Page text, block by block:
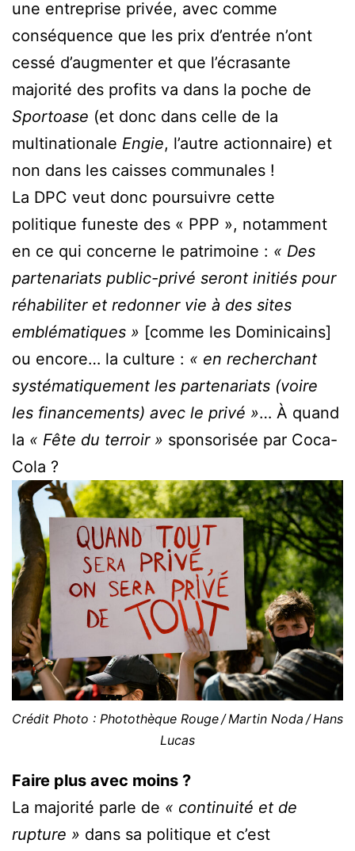
une entreprise privée, avec comme
conséquence que les prix d’entrée n’ont
cessé d’augmenter et que l’écrasante
majorité des profits va dans la poche de
Sportoase (et donc dans celle de la
multinationale Engie, l’autre actionnaire) et
non dans les caisses communales !
La DPC veut donc poursuivre cette
politique funeste des « PPP », notamment
en ce qui concerne le patrimoine : « Des
partenariats public-privé seront initiés pour
réhabiliter et redonner vie à des sites
emblématiques » [comme les Dominicains]
ou encore… la culture : « en recherchant
systématiquement les partenariats (voire
les financements) avec le privé »… À quand
la « Fête du terroir » sponsorisée par Coca-
Cola ?
Crédit Photo : Photothèque Rouge / Martin Noda / Hans
Lucas
Faire plus avec moins ?
La majorité parle de « continuité et de
rupture » dans sa politique et c’est